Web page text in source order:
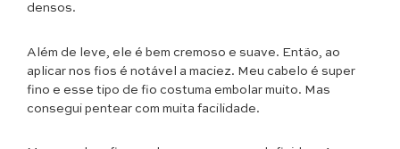
densos.
Além de leve, ele é bem cremoso e suave. Então, ao
aplicar nos fios é notável a maciez. Meu cabelo é super
fino e esse tipo de fio costuma embolar muito. Mas
consegui pentear com muita facilidade.